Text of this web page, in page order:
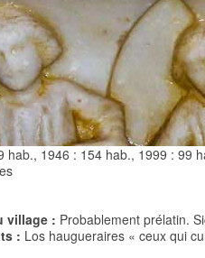
hab., 1946 : 154 hab., 1999 : 99
village : Probablement prélatin.
: Los haugueraires « ceux qui